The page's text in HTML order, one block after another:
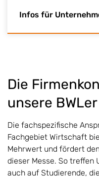
Infos für
Die
unsere BWLer
Die fachspezifische
Fachgebiet Wirtschaft
Mehrwert und fördert
dieser Messe. So treffen
auch auf Studierende,